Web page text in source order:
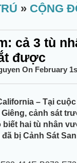
» CỘNG
cả 3 tù
được
On February
– Tại
Giêng, cảnh sát
biết hai tù nhân
bị Cảnh Sát